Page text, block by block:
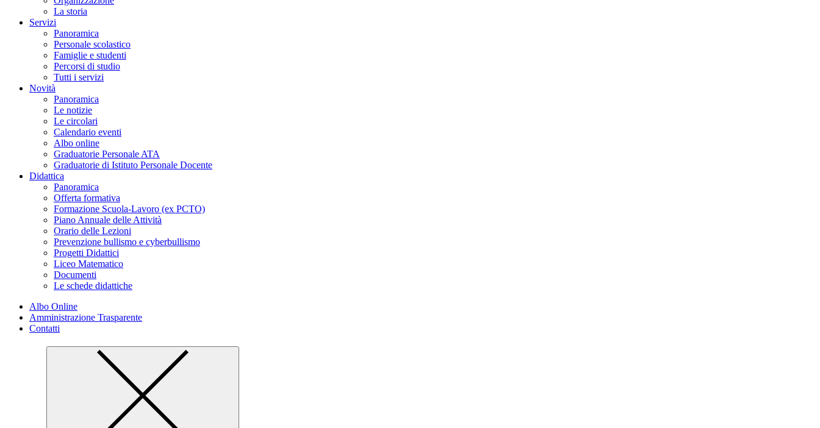
La storia
Servizi
Panoramica
Personale scolastico
Famiglie e studenti
Percorsi di studio
Tutti i servizi
Novità
Panoramica
Le notizie
Le circolari
Calendario eventi
Albo online
Graduatorie Personale ATA
Graduatorie di Istituto Personale Docente
Didattica
Panoramica
Offerta formativa
Formazione Scuola-Lavoro (ex PCTO)
Piano Annuale delle Attività
Orario delle Lezioni
Prevenzione bullismo e cyberbullismo
Progetti Didattici
Liceo Matematico
Documenti
Le schede didattiche
Albo Online
Amministrazione Trasparente
Contatti